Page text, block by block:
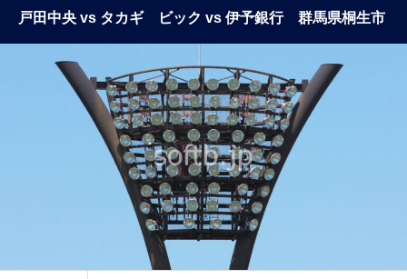
戸田中央 vs タカギ ビック vs 伊予銀行 群馬県桐生市